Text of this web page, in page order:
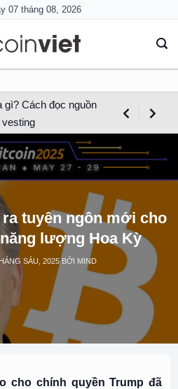
07 tháng 08, 2026
gì? Cách đọc nguồn
tuyên ngôn mới cho
lượng Hoa Kỳ
SÁU, 2025BỞI MIND
cho chính quyền Trump đã